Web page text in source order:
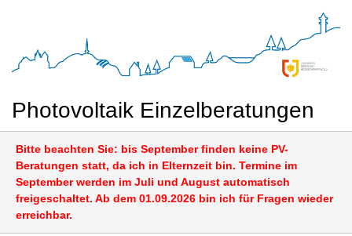
Photovoltaik Einzelberatungen
Bitte beachten Sie: bis September finden keine PV-
Beratungen statt, da ich in Elternzeit bin. Termine im
September werden im Juli und August automatisch
freigeschaltet. Ab dem 01.09.2026 bin ich für Fragen wieder
erreichbar.